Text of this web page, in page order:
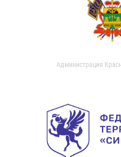
Администрация